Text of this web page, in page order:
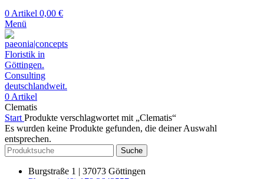
0 Artikel 0,00 €
Menü
0 Artikel
Clematis
Start Produkte verschlagwortet mit „Clematis“
Es wurden keine Produkte gefunden, die deiner Auswahl
entsprechen.
Suche
Burgstraße 1 | 37073 Göttingen